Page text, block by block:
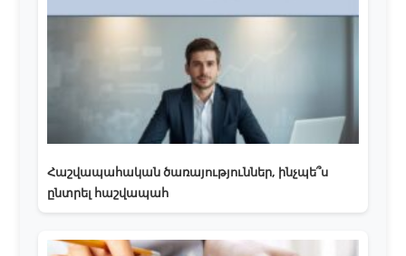
Հաշվապահական ծառայություններ, ինչպե՞ս
ընտրել հաշվապահ